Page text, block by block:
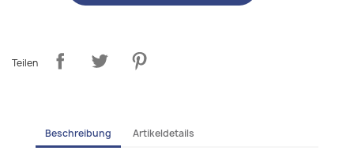
Teilen
Beschreibung Artikeldetails